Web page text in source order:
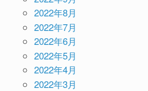
2022年8月
2022年7月
2022年6月
2022年5月
2022年4月
2022年3月